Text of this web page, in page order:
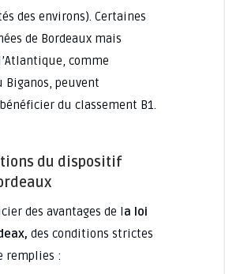
des environs). Certaines
de Bordeaux mais
comme
Biganos, peuvent
du classement B1.
du dispositif
des avantages de la loi
des conditions strictes
remplies :